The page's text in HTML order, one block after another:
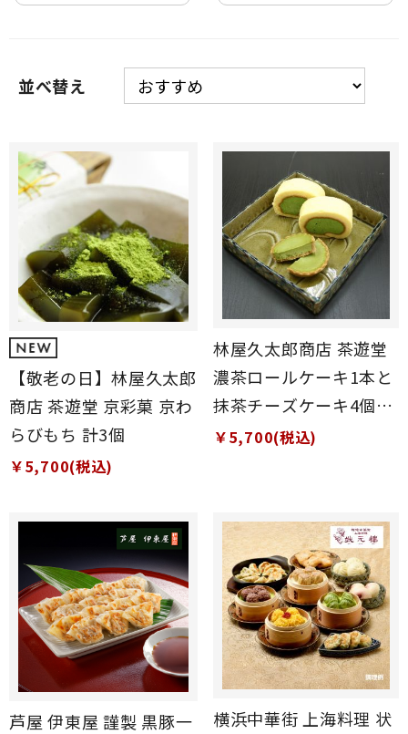
並べ替え
【敬老の日】林屋久太郎
商店 茶遊堂 京彩菓 京わ
らびもち 計3個
￥5,700(税込)
林屋久太郎商店 茶遊堂
濃茶ロールケーキ1本と
抹茶チーズケーキ4個セ
ット
￥5,700(税込)
芦屋 伊東屋 謹製 黒豚一
横浜中華街 上海料理 状